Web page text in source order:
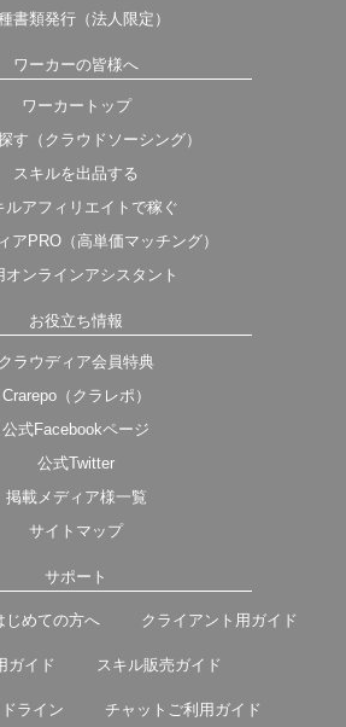
書類発行（法人限定）
ワーカーの皆様へ
ワーカートップ
す（クラウドソーシング）
スキルを出品する
ルアフィリエイトで稼ぐ
アPRO（高単価マッチング）
オンラインアシスタント
お役立ち情報
クラウディア会員特典
Crarepo（クラレポ）
公式Facebookページ
公式Twitter
掲載メディア様一覧
サイトマップ
サポート
じめての方へ クライアント用ガイド
ガイド スキル販売ガイド
ライン チャットご利用ガイド